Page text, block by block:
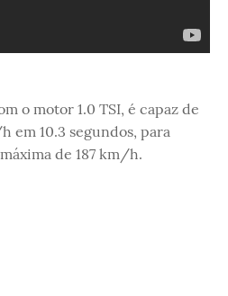
o motor 1.0 TSI, é capaz de
em 10.3 segundos, para
de 187 km/h.